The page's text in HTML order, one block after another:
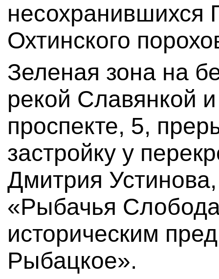
несохранившихся
Охтинского
Зеленая зона на
рекой Славянкой
проспекте, 5,
застройку у
Дмитрия
«Рыбачья
историческим
Рыбацкое».